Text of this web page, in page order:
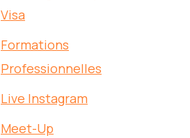
Visa
Formations
Professionnelles
Live Instagram
Meet-Up